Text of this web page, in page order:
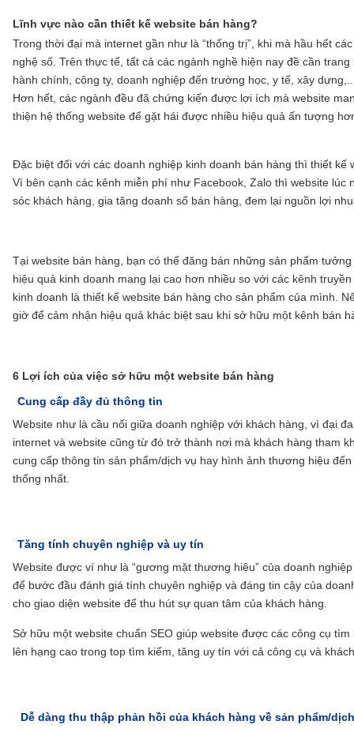
Lĩnh vực nào cần thiết kế website bán hàng?
Trong thời đại mà internet gần như là “thống trị”, khi mà hầu hết
nghệ số. Trên thực tế, tất cả các ngành nghề hiện nay đề cần
hành chính, công ty, doanh nghiệp đến trường học, y tế, xây
Hơn hết, các ngành đều đã chứng kiến được lợi ích mà website
thiện hệ thống website để gặt hái được nhiều hiệu quả ấn tượng
Đặc biệt đối với các doanh nghiệp kinh doanh bán hàng thì thiết
Vì bên cạnh các kênh miễn phí như Facebook, Zalo thì website
sóc khách hàng, gia tăng doanh số bán hàng, đem lại nguồn lợi
Tại website bán hàng, bạn có thể đăng bán những sản phẩm
hiệu quả kinh doanh mang lại cao hơn nhiều so với các kênh
kinh doanh là thiết kế website bán hàng cho sản phẩm của mình.
giờ để cảm nhận hiệu quả khác biệt sau khi sở hữu một kênh bán
6 Lợi ích của việc sở hữu một website bán hàng
Cung cấp đầy đủ thông tin
Website như là cầu nối giữa doanh nghiệp với khách hàng, vì đại
internet và website cũng từ đó trở thành nơi mà khách hàng tham
cung cấp thông tin sản phẩm/dịch vụ hay hình ảnh thương hiệu
thống nhất.
Tăng tính chuyên nghiệp và uy tín
Website được ví như là “gương mặt thương hiệu” của doanh
để bước đầu đánh giá tính chuyên nghiệp và đáng tin cậy của
cho giao diện website để thu hút sự quan tâm của khách hàng.
Sở hữu một website chuẩn SEO giúp website được các công cụ
lên hạng cao trong top tìm kiếm, tăng uy tín với cả công cụ và
Dễ dàng thu thập phản hồi của khách hàng về sản phẩm/